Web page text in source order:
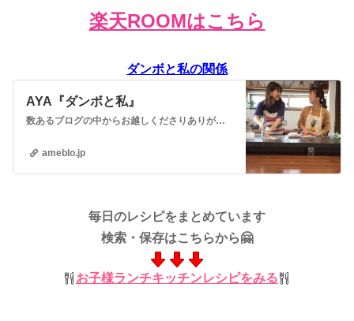
楽天ROOMはこちら
ダンボと私の関係
AYA『ダンボと私』
数あるブログの中からお越しくださりありがとうございます😊レシピブログに参加中♪❤️Instagramもよろしくお願いします❤️Instagramはこちらから…
ameblo.jp
毎日のレシピをまとめています
検索・保存はこちらから🤗
お子様ランチキッチンレシピをみる